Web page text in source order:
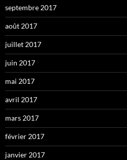
septembre 2017
août 2017
juillet 2017
juin 2017
mai 2017
avril 2017
mars 2017
février 2017
janvier 2017